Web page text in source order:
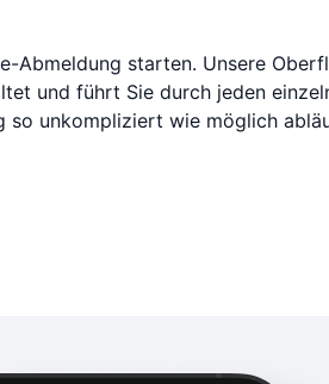
Abmeldung starten. Unsere
und führt Sie durch jeden
so unkompliziert wie möglich